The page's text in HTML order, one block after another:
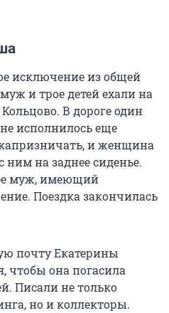
исключение из общей
и трое детей ехали на
В дороге один
исполнилось еще
и женщина
на заднее сиденье.
ее муж, имеющий
Поездка закончилась
почту Екатерины
чтобы она погасила
Писали не только
но и коллекторы.